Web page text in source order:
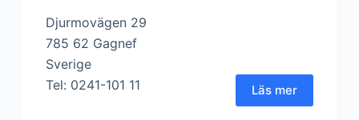
Djurmovägen 29
785 62 Gagnef
Sverige
Tel: 0241-101 11
Läs mer